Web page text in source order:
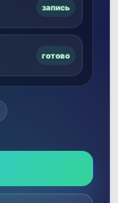
запись
готово